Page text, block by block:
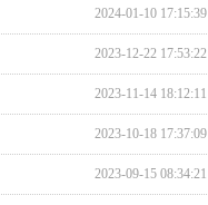
2024-01-10 17:15:39
2023-12-22 17:53:22
2023-11-14 18:12:11
2023-10-18 17:37:09
2023-09-15 08:34:21